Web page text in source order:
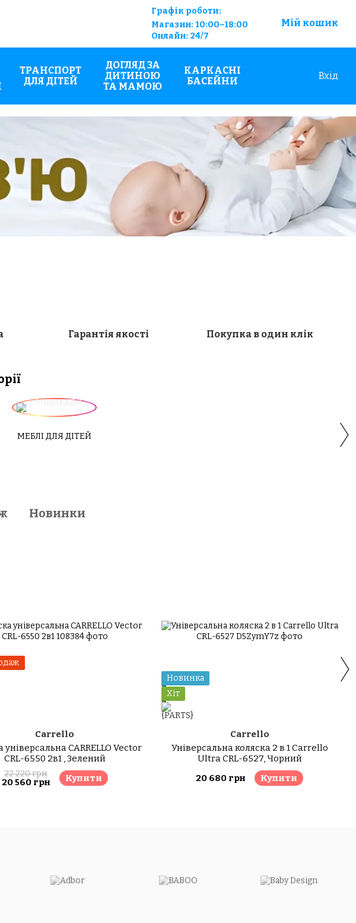
Графік роботи:
Магазин: 10:00–18:00
Онлайн: 24/7
Мій кошик
ТРАНСПОРТ
ДЛЯ ДІТЕЙ
ДОГЛЯД ЗА
ДИТИНОЮ
ТА МАМОЮ
КАРКАСНІ
БАСЕЙНИ
Вхід
Гарантія якості Покупка в один клік
МЕБЛІ ДЛЯ ДІТЕЙ
Новинки
Carrello
універсальна CARRELLO Vector
CRL-6550 2в1 , Зелений
22 220 грн
20 560 грн Купити
Новинка
Хіт
Carrello
Універсальна коляска 2 в 1 Carrello
Ultra CRL-6527, Чорний
20 680 грн
Купити